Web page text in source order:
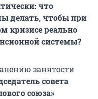
что
делать, чтобы при
кризисе реально
системы?
занятости
совета
союза»